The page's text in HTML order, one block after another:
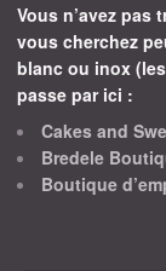
Vous n’avez pas
vous cherchez
blanc ou inox
passe par ici :
Cakes and
Bredele
Boutique